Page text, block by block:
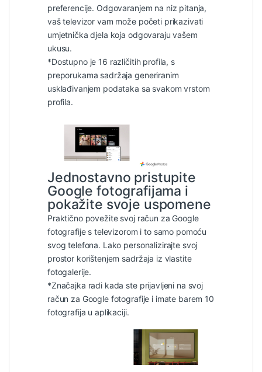
preferencije. Odgovaranjem na niz pitanja,
vaš televizor vam može početi prikazivati
umjetnička djela koja odgovaraju vašem
ukusu.
*Dostupno je 16 različitih profila, s
preporukama sadržaja generiranim
usklađivanjem podataka sa svakom vrstom
profila.
Jednostavno pristupite
Google fotografijama i
pokažite svoje uspomene
Praktično povežite svoj račun za Google
fotografije s televizorom i to samo pomoću
svog telefona. Lako personalizirajte svoj
prostor korištenjem sadržaja iz vlastite
fotogalerije.
*Značajka radi kada ste prijavljeni na svoj
račun za Google fotografije i imate barem 10
fotografija u aplikaciji.